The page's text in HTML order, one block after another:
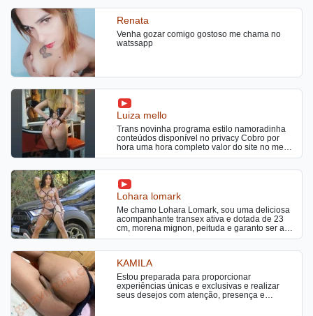
Renata
Venha gozar comigo gostoso me chama no
watssapp
Luiza mello
Trans novinha programa estilo namoradinha
conteúdos disponível no privacy Cobro por
hora uma hora completo valor do site no meu
local Saídas a combinar
Lohara lomark
Me chamo Lohara Lomark, sou uma deliciosa
acompanhante transex ativa e dotada de 23
cm, morena mignon, peituda e garanto ser a
tenho gozo farto, atendo homens no estilo
e faço uma maravilhosa massagem erótica
relaxante. Também beijo na boca e faço o
melhor boquete que já provou na sua vida.
Não perca essa ótima chance e venha logo
me conhecer, sei que você vai adorar me
KAMILA
Estou preparada para proporcionar
experiências únicas e exclusivas e realizar
seus desejos com atenção, presença e